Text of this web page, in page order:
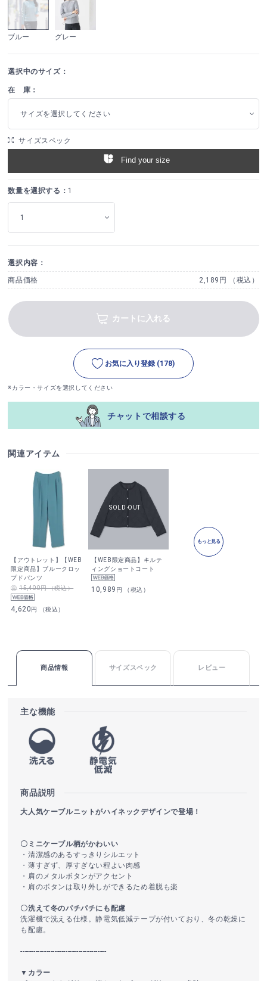
ブルー グレー
選択中のサイズ：
在 庫：
サイズを選択してください
サイズスペック
Find your size
数量を選択する： 1
選択内容：
商品価格 2,189円 （税込）
カートに入れる
お気に入り登録 (178)
※カラー・サイズを選択してください
チャットで相談する
関連アイテム
【アウトレット】【WEB
限定商品】ブルークロッ
プドパンツ
15,400円 （税込）
4,620円 （税込）
【WEB限定商品】キルテ
ィングショートコート
10,989 円 （税込）
もっと見る
商品情報 サイズスペック レビュー
主な機能
商品説明
大人気ケーブルニットがハイネックデザインで登場！
〇ミニケーブル柄がかわいい
・清潔感のあるすっきりシルエット
・薄すぎず、厚すぎない程よい肉感
・肩のメタルボタンがアクセント
・肩のボタンは取り外しができるため着脱も楽
〇洗えて冬のパチパチにも配慮
洗濯機で洗える仕様。静電気低減テープが付いており、冬の乾燥に
も配慮。
----------------------------------------
▼カラー